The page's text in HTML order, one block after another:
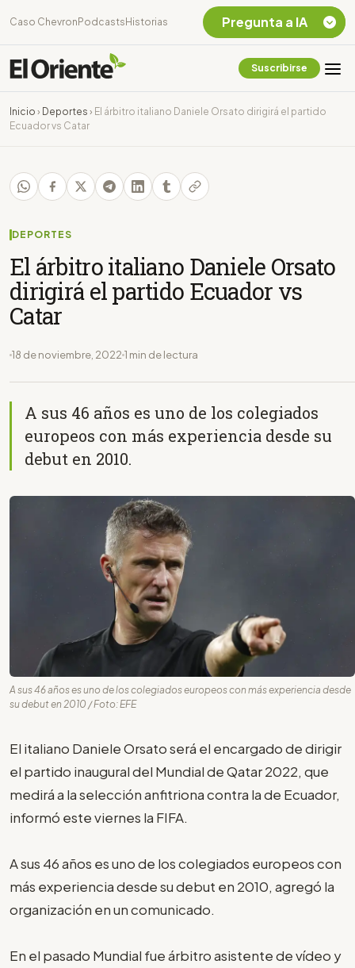
Caso Chevron Podcasts Historias
Suscribirse
Inicio › Deportes › El árbitro italiano Daniele Orsato dirigirá el partido
Ecuador vs Catar
DEPORTES
El árbitro italiano Daniele Orsato
dirigirá el partido Ecuador vs
Catar
18 de noviembre, 2022 1 min de lectura
A sus 46 años es uno de los colegiados
europeos con más experiencia desde su
debut en 2010.
A sus 46 años es uno de los colegiados europeos con más experiencia desde
su debut en 2010 / Foto: EFE
El italiano Daniele Orsato será el encargado de dirigir
el partido inaugural del Mundial de Qatar 2022, que
medirá a la selección anfitriona contra la de Ecuador,
informó este viernes la FIFA.
A sus 46 años es uno de los colegiados europeos con
más experiencia desde su debut en 2010, agregó la
organización en un comunicado.
En el pasado Mundial fue árbitro asistente de vídeo y
Pregunta a IA
Chevron Ecuador